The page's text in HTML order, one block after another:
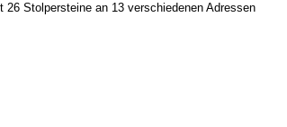
Stolpersteine an 13 verschiedenen Adressen